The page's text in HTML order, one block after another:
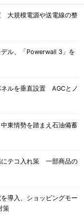
大規模電源や送電線の整
ル、「Powerwall 3」を
ルを垂直設置 AGCとノ
東情勢を踏まえ石油備蓄
にテコ入れ策 一部商品の
導入、ショッピングモー
策